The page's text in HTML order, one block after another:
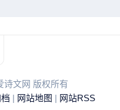
诗文网 版权所有
| 网站地图 | 网站RSS